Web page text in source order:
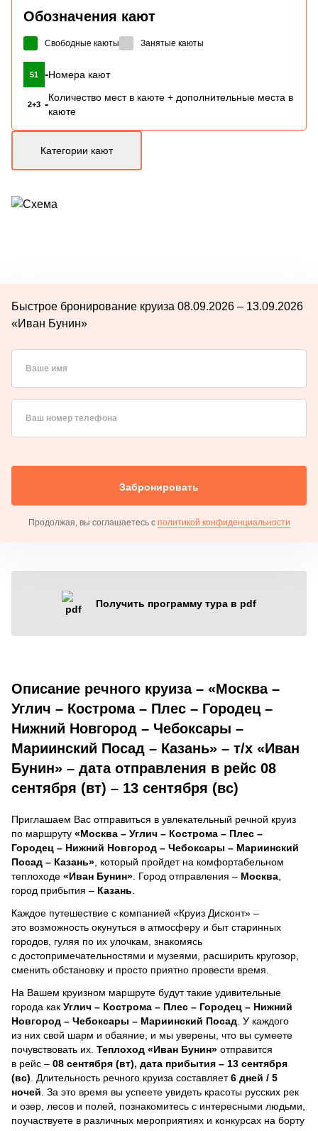
Обозначения кают
Свободные каюты Занятые каюты
51 -Номера кают
2+3 -
Количество мест в каюте + дополнительные места в
каюте
Категории кают
Быстрое бронирование круиза 08.09.2026 – 13.09.2026
«Иван Бунин»
Ваше имя
Ваш номер телефона
Забронировать
Продолжая, вы соглашаетесь с политикой конфиденциальности
Получить программу тура в pdf
Описание речного круиза – «Москва –
Углич – Кострома – Плес – Городец –
Нижний Новгород – Чебоксары –
Мариинский Посад – Казань» – т/х «Иван
Бунин» – дата отправления в рейс 08
сентября (вт) – 13 сентября (вс)
Приглашаем Вас отправиться в увлекательный речной круиз
по маршруту «Москва – Углич – Кострома – Плес –
Городец – Нижний Новгород – Чебоксары – Мариинский
Посад – Казань» , который пройдет на комфортабельном
теплоходе «Иван Бунин» . Город отправления – Москва
город прибытия – Казань
Каждое путешествие с компанией «Круиз Дисконт» –
это возможность окунуться в атмосферу и быт старинных
городов, гуляя по их улочкам, знакомясь
с достопримечательностями и музеями, расширить кругозор,
сменить обстановку и просто приятно провести время.
На Вашем круизном маршруте будут такие удивительные
города как Углич – Кострома – Плес – Городец – Нижний
Новгород – Чебоксары – Мариинский Посад . У каждого
из них свой шарм и обаяние, и мы уверены, что вы сумеете
почувствовать их. Теплоход «Иван Бунин» отправится
в рейс – 08 сентября (вт), дата прибытия – 13 сентября
(вс) . Длительность речного круиза составляет6 дней / 5
ночей За это время вы успеете увидеть красоты русских рек
и озер, лесов и полей, познакомитесь с интересными людьми,
поучаствуете в различных мероприятиях и конкурсах на борту